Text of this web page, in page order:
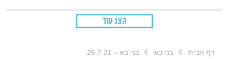
הצג עוד
דף הבית בני בא בני בא – 25.7.21